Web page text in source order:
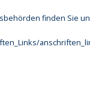
finden Sie